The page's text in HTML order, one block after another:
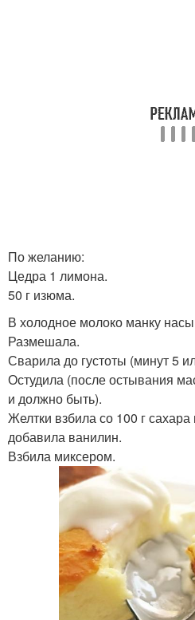
По желанию:
Цедра 1 лимона.
50 г изюма.
В холодное молоко манку
Размешала.
Сварила до густоты (минут 5
Остудила (после остывания
и должно быть).
Желтки взбила со 100 г
добавила ванилин.
Взбила миксером.